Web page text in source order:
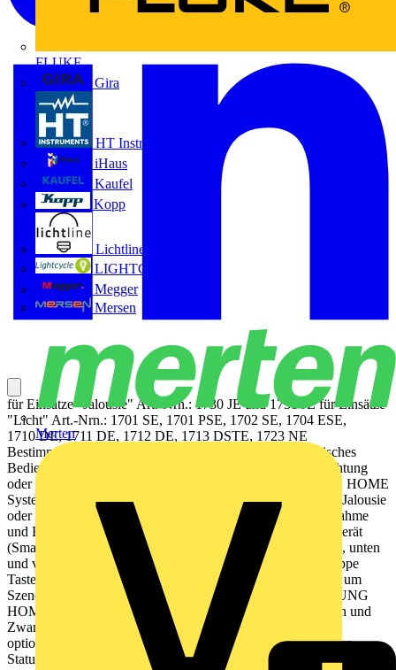
FLUKE
Gira
HT Instruments GmbH
iHaus
Kaufel
Kopp
Lichtline
LIGHTCYCLE
Megger
Mersen
Merten
für Einsätze "Jalousie" Art.-Nrn.: 1730 JE und 1731 JE für Einsätze
"Licht" Art.-Nrn.: 1701 SE, 1701 PSE, 1702 SE, 1704 ESE,
1710 DE, 1711 DE, 1712 DE, 1713 DSTE, 1723 NE
Bestimmungsgemäßer Gebrauch Manuelles und automatisches
Bedienen von z. B. Jalousien, Rollladen, Markisen, Beleuchtung
oder Lüftern Drahtlose Verknüpfung mit Geräten des JUNG HOME
Systems Betrieb mit Systemeinsatz zum Schalten, Dimmen, Jalousie
oder Nebenstelle 3-Draht Produkteigenschaften Inbetriebnahme
und Bedienung über JUNG HOME App mit mobilem Endgerät
(Smartphone oder Tablet) über Bluetooth® Bedienung oben, unten
und vollflächig mit bis zu 2 verknüpften Funktionen pro Wippe
Tasten nutzen zur Steuerung von Bereichen (Gruppen) oder um
Szenen aufzurufen Tasten nutzen, um drahtlos verknüpfte JUNG
HOME Geräte zu bedienen Tasten nutzen, um Sperrfunktion und
Zwangsführung auszulösen Mehrfarbige Statusanzeige mit
optionalem Nachtmodus Rückmeldung des Lastzustands über
Status-LED Sperren der lokalen Bedienung Einbindung der Last in